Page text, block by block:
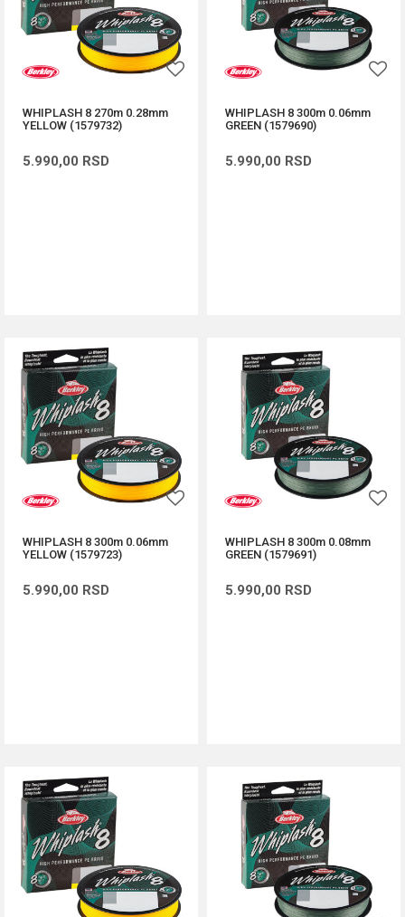
WHIPLASH 8 270m 0.28mm
YELLOW (1579732)
5.990,00 RSD
WHIPLASH 8 300m 0.06mm
GREEN (1579690)
5.990,00 RSD
WHIPLASH 8 300m 0.06mm
YELLOW (1579723)
5.990,00 RSD
WHIPLASH 8 300m 0.08mm
GREEN (1579691)
5.990,00 RSD